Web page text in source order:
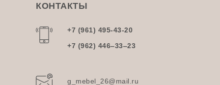
+7 (962) 446‒33‒23
g_mebel_26@mail.ru
+7 (961) 495-43-20
КОНТАКТЫ